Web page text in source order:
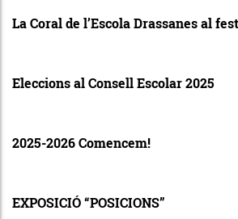
La Coral de l’Escola Drassanes al
Eleccions al Consell Escolar 2025
2025-2026 Comencem!
EXPOSICIÓ “POSICIONS”